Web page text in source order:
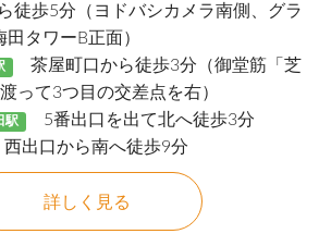
徒歩5分（ヨドバシカメラ南側、グラ
タワーB正面）
茶屋町口から徒歩3分（御堂筋「芝
って3つ目の交差点を右）
駅 5番出口を出て北へ徒歩3分
出口から南へ徒歩9分
詳しく見る